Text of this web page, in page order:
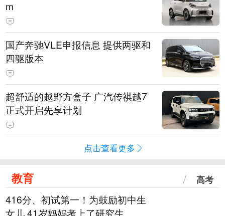
m
国产奔驰VLE申报信息 提供两驱和
四驱版本
超舒适的越野方盒子 广汽传祺越7
正式开启先享计划
点击查看更多
教育 高考
416分、初试第一！为鼓励初中生
女儿 41岁妈妈考上了研究生